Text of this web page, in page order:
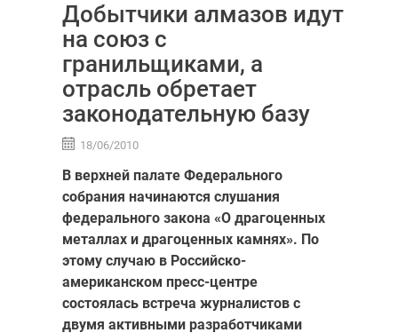
Добытчики алмазов идут
на союз с
гранильщиками, а
отрасль обретает
законодательную базу
18/06/2010
В верхней палате Федерального
собрания начинаются слушания
федерального закона «О драгоценных
металлах и драгоценных камнях». По
этому случаю в Российско-
американском пресс-центре
состоялась встреча журналистов с
двумя активными разработчиками